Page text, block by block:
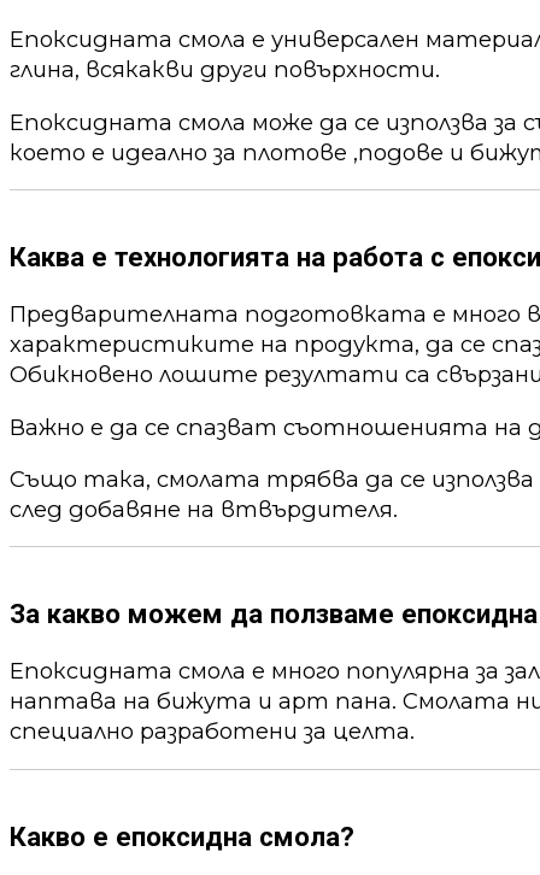
Епоксидната смола е универсален
глина, всякакви други повърхности.
Епоксидната смола може да се използва за
което е идеално за плотове ,подове и
Каква е технологията на работа с
Предварителната подготовката е много
характеристиките на продукта, да се
Обикновено лошите резултати са
Важно е да се спазват съотношенията на
Също така, смолата трябва да се
след добавяне на втвърдителя.
За какво можем да ползваме
Епоксидната смола е много популярна за
наптава на бижута и арт пана. Смолата
специално разработени за целта.
Какво е епоксидна смола?